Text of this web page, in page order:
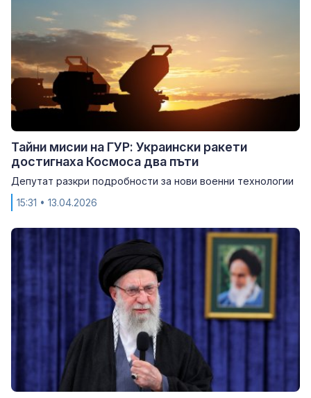
Тайни мисии на ГУР: Украински ракети
достигнаха Космоса два пъти
Депутат разкри подробности за нови военни технологии
15:31 • 13.04.2026